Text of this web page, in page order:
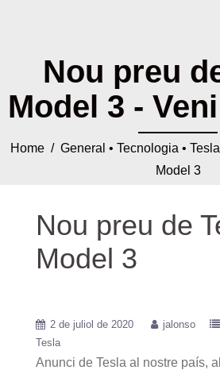
Nou preu
Model 3 -
Home / General • Tecnologia • Tesla
Model 3
Nou preu de
Model 3
2 de juliol de 2020 jalonso
Tesla
Anunci de Tesla al nostre país,